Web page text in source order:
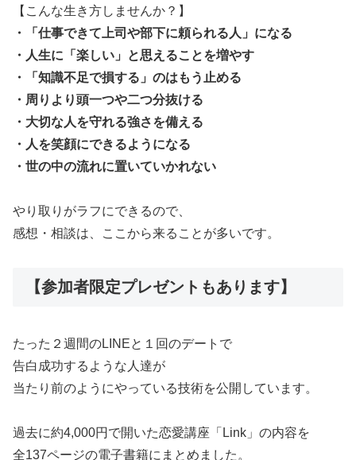
【こんな生き方しませんか？】
・「仕事できて上司や部下に頼られる人」になる
・人生に「楽しい」と思えることを増やす
・「知識不足で損する」のはもう止める
・周りより頭一つや二つ分抜ける
・大切な人を守れる強さを備える
・人を笑顔にできるようになる
・世の中の流れに置いていかれない
やり取りがラフにできるので、
感想・相談は、ここから来ることが多いです。
【参加者限定プレゼントもあります】
たった２週間のLINEと１回のデートで
告白成功するような人達が
当たり前のようにやっている技術を公開しています。
過去に約4,000円で開いた恋愛講座「Link」の内容を
全137ページの電子書籍にまとめました。